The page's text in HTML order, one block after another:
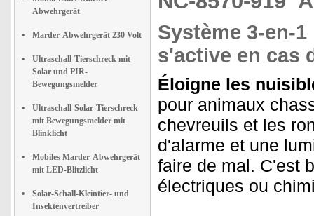
Abwehrgerät
Marder-Abwehrgerät 230 Volt
Ultraschall-Tierschreck mit
Solar und PIR-
Bewegungsmelder
Ultraschall-Solar-Tierschreck
mit Bewegungsmelder mit
Blinklicht
Mobiles Marder-Abwehrgerät
mit LED-Blitzlicht
Solar-Schall-Kleintier- und
Insektenvertreiber
Système 3-en-
s'active en cas
Éloigne les
pour animaux
chevreuils et les
d'alarme et une
faire de mal. C'est
électriques ou